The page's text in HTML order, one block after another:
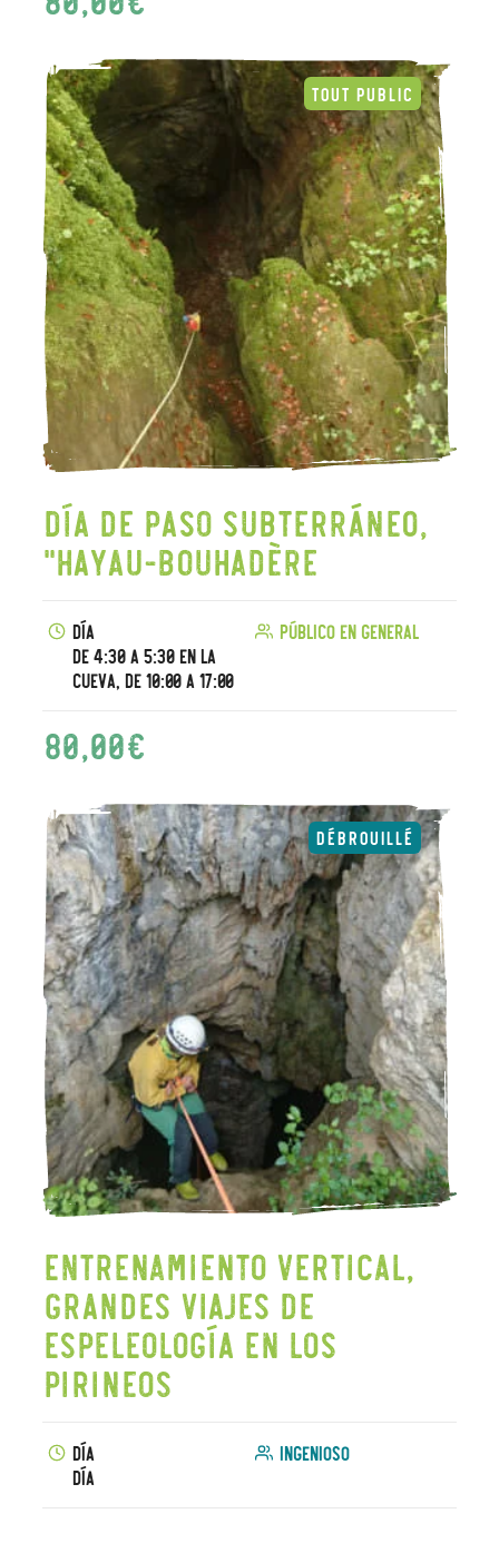
Día de paso subterráneo,
"Hayau-Bouhadère
Día
De 4:30 a 5:30 en la
cueva, de 10:00 a 17:00
Público en general
80,00€
Entrenamiento vertical,
Grandes viajes de
espeleología en los
Pirineos
Día
Día
Ingenioso